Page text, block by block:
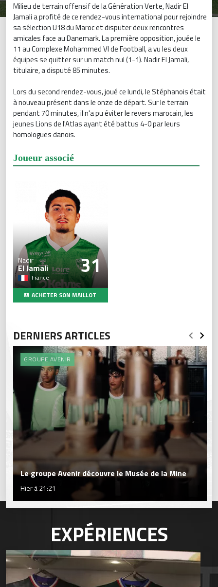
Milieu de terrain offensif de la Génération Verte, Nadir El
Jamali a profité de ce rendez-vous international pour rejoindre
sa sélection U18 du Maroc et disputer deux rencontres
amicales face au Danemark. La première opposition, jouée le
11 au Complexe Mohammed VI de Football, a vu les deux
équipes se quitter sur un match nul (1-1). Nadir El Jamali,
titulaire, a disputé 85 minutes.
Lors du second rendez-vous, joué ce lundi, le Stéphanois était
à nouveau présent dans le onze de départ. Sur le terrain
pendant 70 minutes, il n'a pu éviter le revers marocain, les
jeunes Lions de l'Atlas ayant été battus 4-0 par leurs
homologues danois.
Joueur associé
31
Nadir
El Jamali
France
ACHETER SON MAILLOT
DERNIERS ARTICLES
GROUPE AVENIR
Le groupe Avenir découvre le Musée de la Mine
Hier à 21:21
EXPÉRIENCES